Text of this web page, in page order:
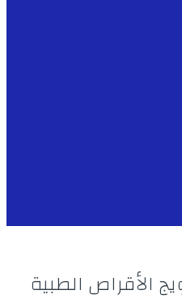
الأقراص الطبية